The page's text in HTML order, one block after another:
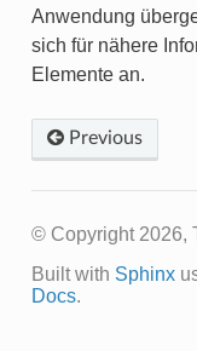
Anwendung
sich für nähere
Elemente an.
Previous
© Copyright 2026,
Built with Sphinx
Docs.